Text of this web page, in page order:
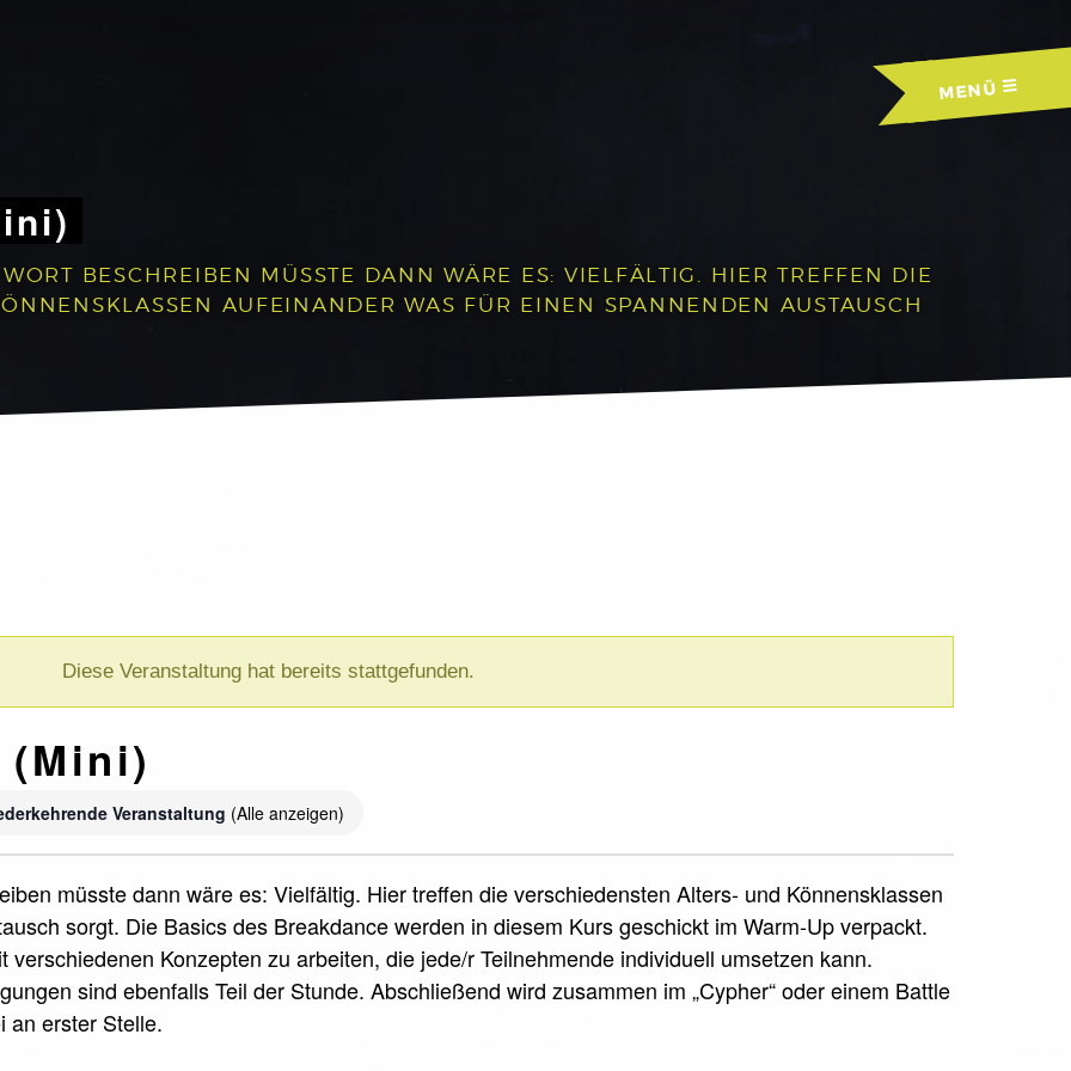
MENÜ
BESCHREIBEN MÜSSTE DANN WÄRE ES: VIELFÄLTIG. HIER TREFFEN DIE
AUFEINANDER WAS FÜR EINEN SPANNENDEN AUSTAUSCH
Diese Veranstaltung hat bereits stattgefunden.
Veranstaltung (Alle anzeigen)
müsste dann wäre es: Vielfältig. Hier treffen die verschiedensten Alters- und Könnensklassen
sorgt. Die Basics des Breakdance werden in diesem Kurs geschickt im Warm-Up verpackt.
Konzepten zu arbeiten, die jede/r Teilnehmende individuell umsetzen kann.
sind ebenfalls Teil der Stunde. Abschließend wird zusammen im „Cypher“ oder einem Battle
an erster Stelle.